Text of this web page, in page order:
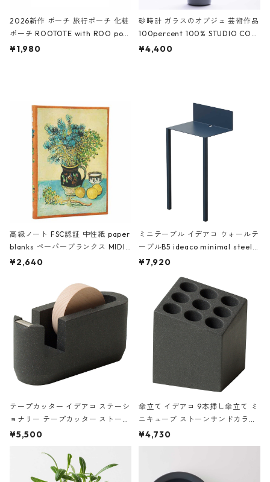
2026新作 ポーチ 旅行ポーチ 化粧
ポーチ ROOTOTE with ROO pou
ch 3532 ルートート WR.ポーチ.ラ
¥1,980
砂時計 ガラスのオブジェ 芸術作品
100percent 100% STUDIO COH
AKU Timeless 100パーセント ス
¥4,400
高級ノート FSC認証 中性紙 paper
blanks ペーパーブランクス MIDI
ハードカバー 罫線 ヴァン・ゴッホ
¥2,640
ミニテーブル イデアコ ウォールテ
ーブルB5 ideaco minimal steel f
urniture WALL Table B5 ネイビー
¥7,920
テープカッター イデアコ ステーシ
ョナリー テープカッター ストーン
サンドカラー 石調 ideaco Station
¥5,500
傘立て イデアコ 9本挿し傘立て ミ
ニキューブ ストーンサンドカラー
石調 ideaco Umbrella Stand CUB
E ストーンサンドブラック
¥4,730